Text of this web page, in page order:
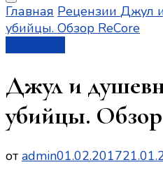
Главная Рецензии Джул
убийцы. Обзор ReCore
Джул и
убийцы.
от admin01.02.2017